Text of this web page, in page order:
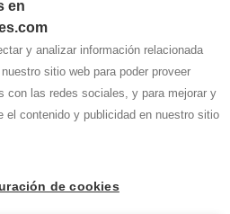
en
y analizar información relacionada
sitio web para poder proveer
con las redes sociales, y para mejorar y
el contenido y publicidad en nuestro sitio
de cookies
-Aviso legal-Política de privacidad